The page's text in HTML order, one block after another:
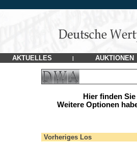
AKTUELLES | AUKTIONEN
Hier finden
Weitere Optionen
Vorheriges Los